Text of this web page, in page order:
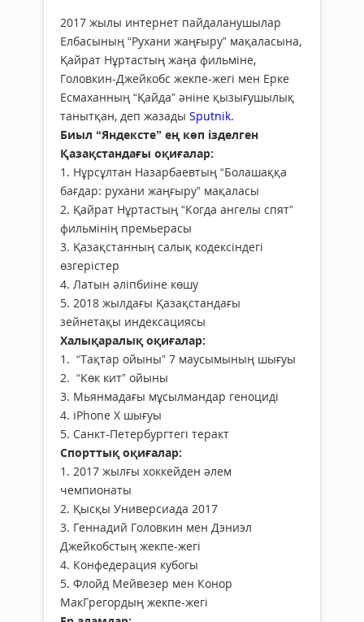
2017 жылы интернет пайдаланушылар
Елбасының “Рухани жаңғыру” мақаласына,
Қайрат Нұртастың жаңа фильміне,
Головкин-Джейкобс жекпе-жегі мен Ерке
Есмаханның “Қайда” әніне қызығушылық
танытқан, деп жазады Sputnik.
Биыл “Яндексте” ең көп ізделген
Қазақстандағы оқиғалар:
1. Нұрсұлтан Назарбаевтың “Болашаққа
бағдар: рухани жаңғыру” мақаласы
2. Қайрат Нұртастың “Когда ангелы спят”
фильмінің премьерасы
3. Қазақстанның салық кодексіндегі
өзгерістер
4. Латын әліпбиіне көшу
5. 2018 жылдағы Қазақстандағы
зейнетақы индексациясы
Халықаралық оқиғалар:
1. “Тақтар ойыны” 7 маусымының шығуы
2. “Көк кит” ойыны
3. Мьянмадағы мұсылмандар геноциді
4. iPhone X шығуы
5. Санкт-Петербургтегі теракт
Спорттық оқиғалар:
1. 2017 жылғы хоккейден әлем
чемпионаты
2. Қысқы Универсиада 2017
3. Геннадий Головкин мен Дэниэл
Джейкобстың жекпе-жегі
4. Конфедерация кубогы
5. Флойд Мейвезер мен Конор
МакГрегордың жекпе-жегі